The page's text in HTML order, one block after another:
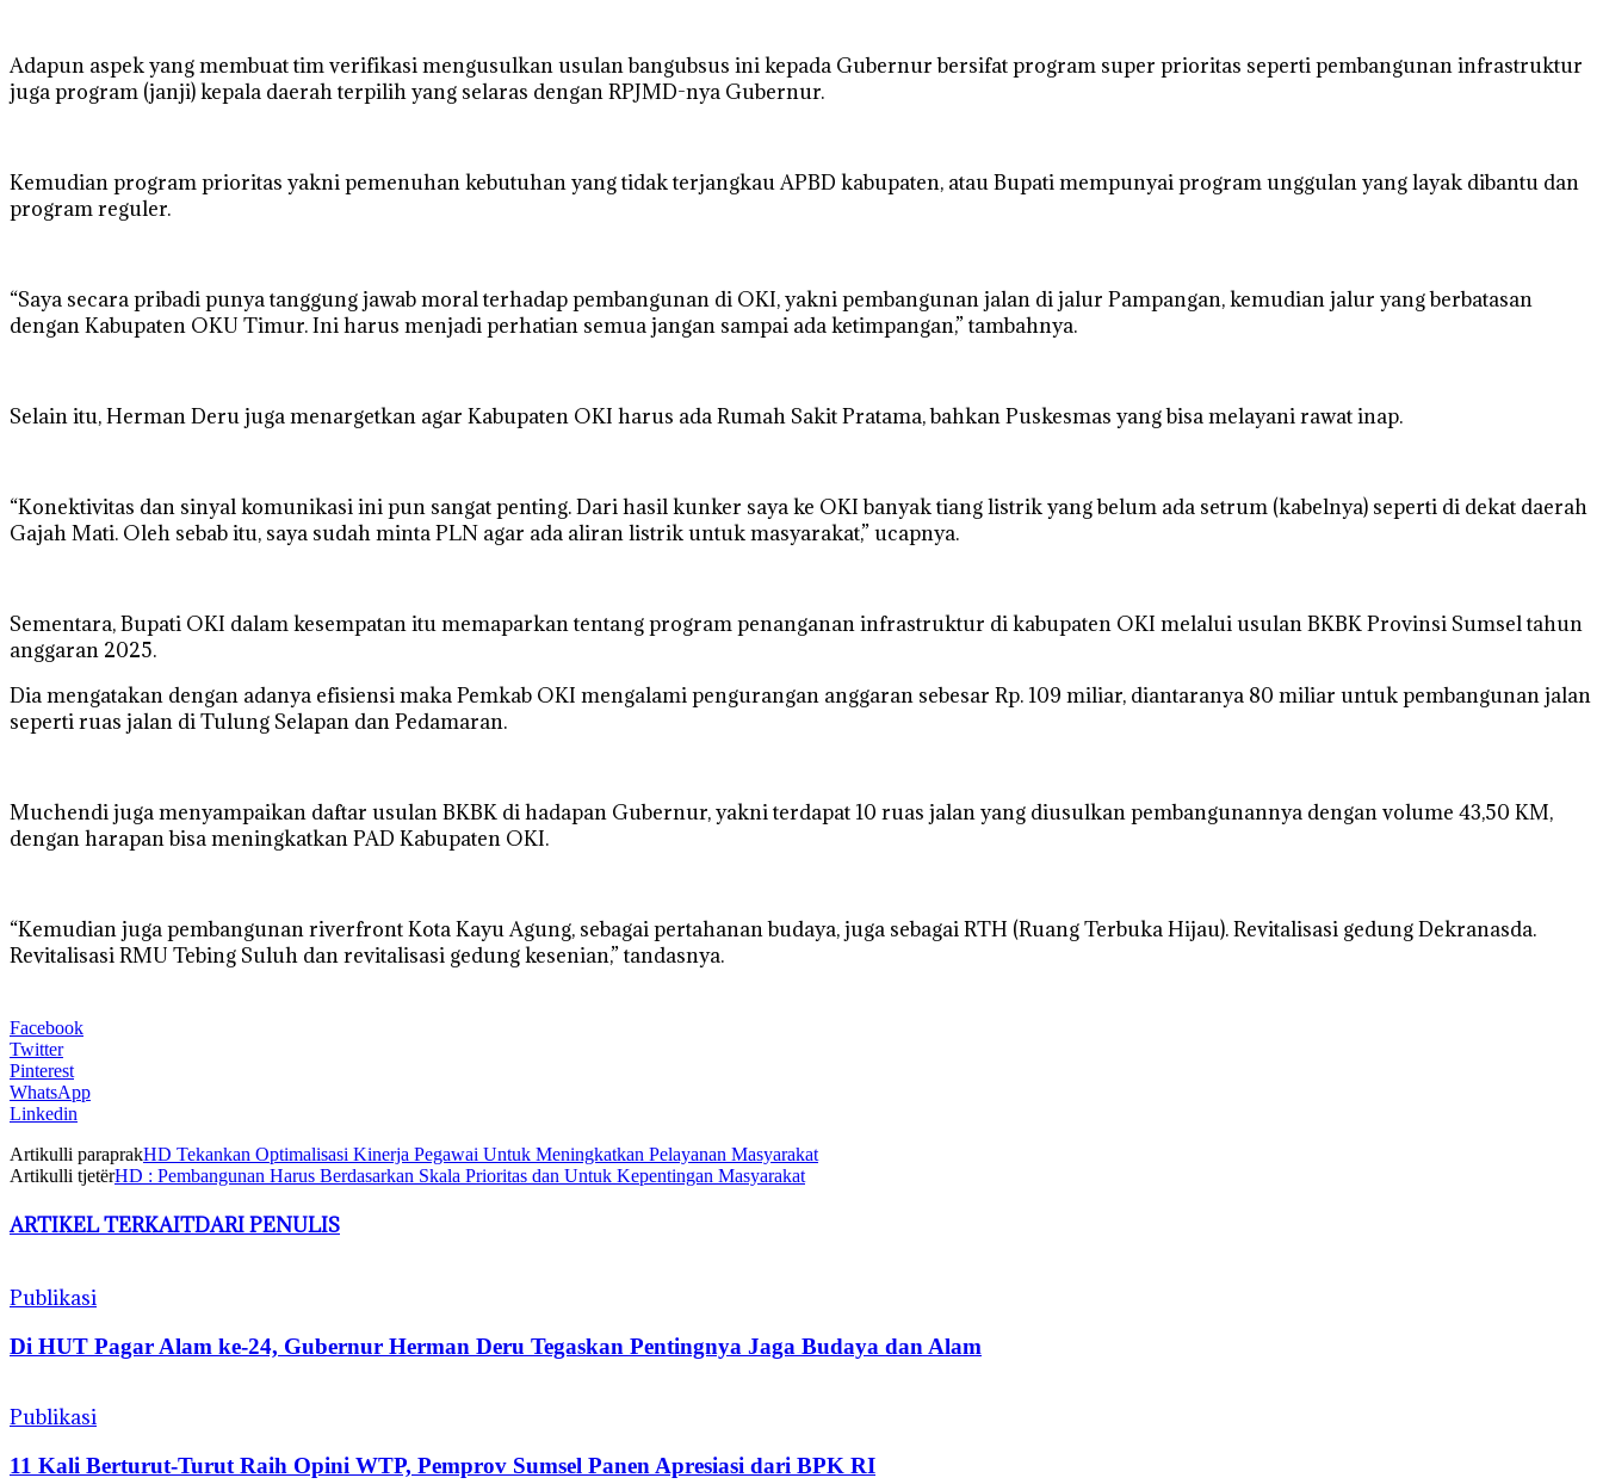
Adapun aspek yang membuat tim verifikasi mengusulkan usulan bangubsus ini kepada Gubernur bersifat program super prioritas seperti pembangunan infrastruktur
juga program (janji) kepala daerah terpilih yang selaras dengan RPJMD-nya Gubernur.
Kemudian program prioritas yakni pemenuhan kebutuhan yang tidak terjangkau APBD kabupaten, atau Bupati mempunyai program unggulan yang layak dibantu dan
program reguler.
“Saya secara pribadi punya tanggung jawab moral terhadap pembangunan di OKI, yakni pembangunan jalan di jalur Pampangan, kemudian jalur yang berbatasan
dengan Kabupaten OKU Timur. Ini harus menjadi perhatian semua jangan sampai ada ketimpangan,” tambahnya.
Selain itu, Herman Deru juga menargetkan agar Kabupaten OKI harus ada Rumah Sakit Pratama, bahkan Puskesmas yang bisa melayani rawat inap.
“Konektivitas dan sinyal komunikasi ini pun sangat penting. Dari hasil kunker saya ke OKI banyak tiang listrik yang belum ada setrum (kabelnya) seperti di dekat daerah
Gajah Mati. Oleh sebab itu, saya sudah minta PLN agar ada aliran listrik untuk masyarakat,” ucapnya.
Sementara, Bupati OKI dalam kesempatan itu memaparkan tentang program penanganan infrastruktur di kabupaten OKI melalui usulan BKBK Provinsi Sumsel tahun
anggaran 2025.
Dia mengatakan dengan adanya efisiensi maka Pemkab OKI mengalami pengurangan anggaran sebesar Rp. 109 miliar, diantaranya 80 miliar untuk pembangunan jalan
seperti ruas jalan di Tulung Selapan dan Pedamaran.
Muchendi juga menyampaikan daftar usulan BKBK di hadapan Gubernur, yakni terdapat 10 ruas jalan yang diusulkan pembangunannya dengan volume 43,50 KM,
dengan harapan bisa meningkatkan PAD Kabupaten OKI.
“Kemudian juga pembangunan riverfront Kota Kayu Agung, sebagai pertahanan budaya, juga sebagai RTH (Ruang Terbuka Hijau). Revitalisasi gedung Dekranasda.
Revitalisasi RMU Tebing Suluh dan revitalisasi gedung kesenian,” tandasnya.
Facebook
Twitter
Pinterest
WhatsApp
Linkedin
Artikulli paraprakHD Tekankan Optimalisasi Kinerja Pegawai Untuk Meningkatkan Pelayanan Masyarakat
Artikulli tjetërHD : Pembangunan Harus Berdasarkan Skala Prioritas dan Untuk Kepentingan Masyarakat
ARTIKEL TERKAITDARI PENULIS
Publikasi
Di HUT Pagar Alam ke-24, Gubernur Herman Deru Tegaskan Pentingnya Jaga Budaya dan Alam
Publikasi
11 Kali Berturut-Turut Raih Opini WTP, Pemprov Sumsel Panen Apresiasi dari BPK RI